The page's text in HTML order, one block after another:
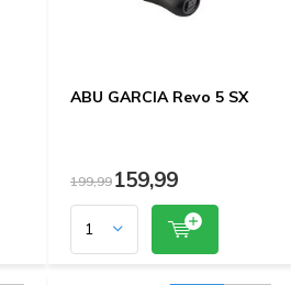
ABU GARCIA Revo 5 SX
199,99159,99